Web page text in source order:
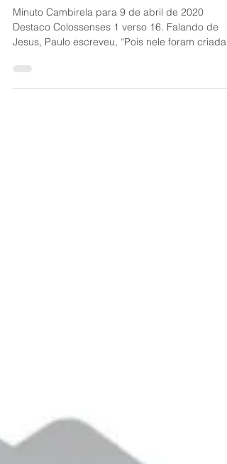
Autoridade Suprema
Minuto Cambirela para 9 de abril de 2020
Destaco Colossenses 1 verso 16. Falando de
Jesus, Paulo escreveu, “Pois nele foram criadas